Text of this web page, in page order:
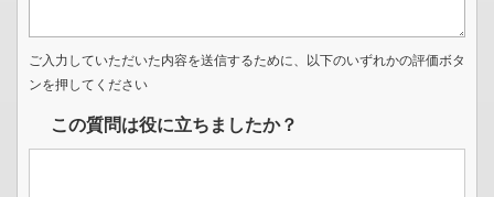
ご入力していただいた内容を送信するために、以下のいずれかの評価ボタ
ンを押してください
この質問は役に立ちましたか？